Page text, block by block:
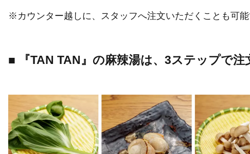
※カウンター越しに、スタッフへ注文いただくことも可
■ 『TAN TAN』の麻辣湯は、3ステップで注